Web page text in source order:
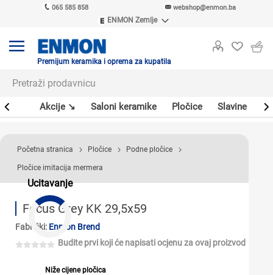
065 585 858 webshop@enmon.ba
ENMON Zemlje
ENMON MKD
Premijum keramika i oprema za kupatila
Akcije ↘ Saloni keramike Pločice Slavine
Ucitavanje
Početna stranica Pločice Podne pločice
Pločice imitacija mermera
Focus Grey KK 29,5x59
Fabrički: Enmon Brend
Budite prvi koji će napisati ocjenu za ovaj proizvod
Niže cijene pločica